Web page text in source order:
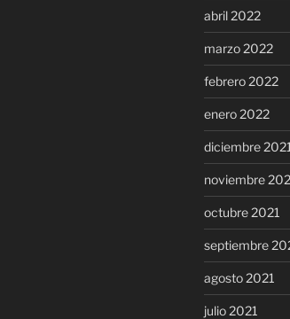
abril 2022
marzo 2022
febrero 2022
enero 2022
diciembre
noviembre
octubre 2021
septiembre
agosto 2021
julio 2021